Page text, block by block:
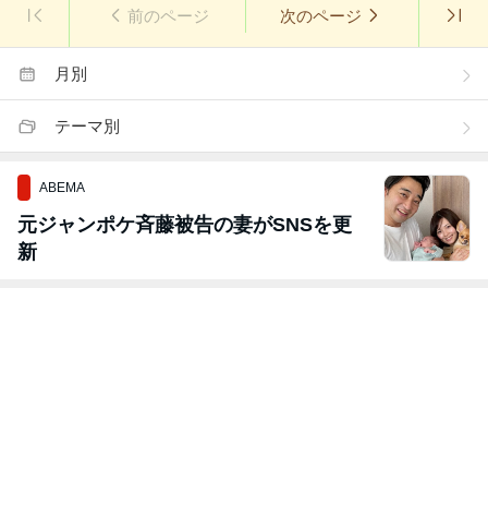
前のページ 次のページ
月別
テーマ別
ABEMA
元ジャンポケ斉藤被告の妻がSNSを更
新